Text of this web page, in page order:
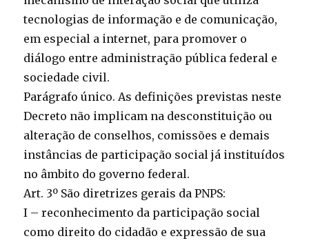
tecnologias de informação e de comunicação,
em especial a internet, para promover o
diálogo entre administração pública federal e
sociedade civil.
Parágrafo único. As definições previstas neste
Decreto não implicam na desconstituição ou
alteração de conselhos, comissões e demais
instâncias de participação social já instituídos
no âmbito do governo federal.
Art. 3º São diretrizes gerais da PNPS:
I – reconhecimento da participação social
como direito do cidadão e expressão de sua